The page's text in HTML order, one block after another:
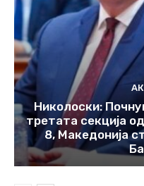
Николоски:
третата секција
8, Македонија